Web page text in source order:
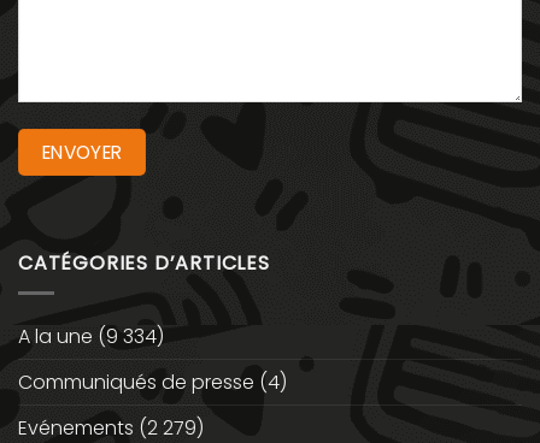
CATÉGORIES D’ARTICLES
A la une (9 334)
Communiqués de presse (4)
Evénements (2 279)